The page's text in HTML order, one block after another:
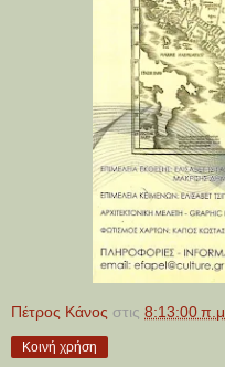
Πέτρος Κάνος στις 8:13:00 π.μ.
Κοινή χρήση